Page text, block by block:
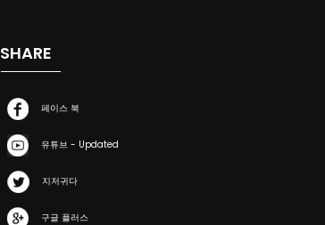
SHARE
페이스 북
유튜브 - Updated
지저귀다
구글 플러스